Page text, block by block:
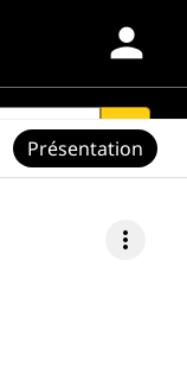
person
search
more_vert
Présentation